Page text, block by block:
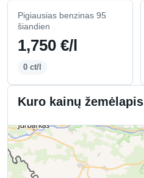
Pigiausias benzinas 95
šiandien
1,750 €/l
0 ct/l
Kuro kainų žemėlapis